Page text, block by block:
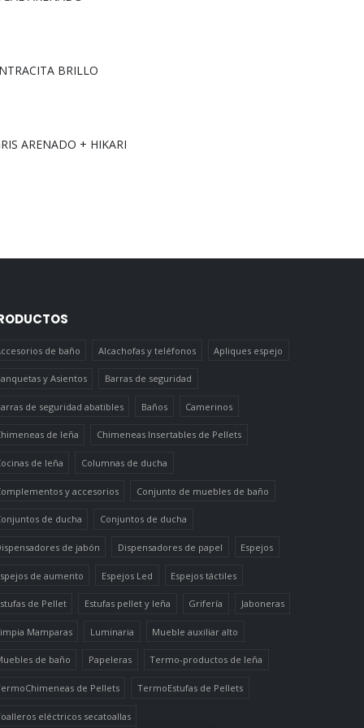
BRILLO
ARENADO + HIKARI
de baño Alcachofas y teléfonos Apliques espejo
y Asientos Barras de seguridad
de seguridad abatibles Baños Camerinos
de leña Chimeneas Insertables de Pellets
de leña Columnas de ducha
y accesorios Conjunto de muebles de baño
de ducha Conjuntos de ducha
de jabón Dispensadores de papel Espejos
de aumento Espejos Led Espejos táctiles
de Pellet Estufas pellet y leña Grifería Jaboneras
Mamparas Luminaria Mueble auxiliar alto
de baño Papeleras Termo-productos de leña
de Pellets TermoEstufas de Pellets
eléctricos secatoallas